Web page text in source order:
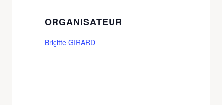
ORGANISATEUR
Brigitte GIRARD